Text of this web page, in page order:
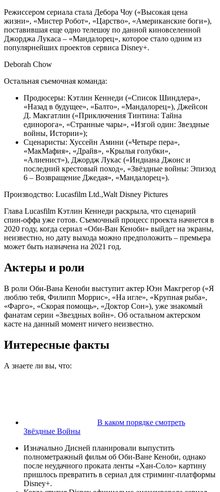
Режиссером сериала стала Дебора Чоу («Высокая цена
жизни», «Мистер Робот», «Царство», «Американские боги»),
поставившая еще одно телешоу по данной киновселенной
Джорджа Лукаса – «Мандалорец», которое стало одним из
популярнейших проектов сервиса Disney+.
Deborah Chow
Остальная съемочная команда:
Продюсеры: Кэтлин Кеннеди («Список Шиндлера»,
«Назад в будущее», «Балто», «Мандалорец»), Джейсон
Д. Макгатлин («Приключения Тинтина: Тайна
единорога», «Странные чары», «Изгой один: Звездные
войны, Истории»);
Сценаристы: Хуссейн Амини («Четыре пера»,
«МакМафия», «Драйв», «Крылья голубки»,
«Алиенист»), Джордж Лукас («Индиана Джонс и
последний крестовый поход», «Звёздные войны: Эпизод
6 – Возвращение Джедая», «Мандалорец»).
Производство: Lucasfilm Ltd.,Walt Disney Pictures
Глава Lucasfilm Кэтлин Кеннеди раскрыла, что сценарий
спин-оффа уже готов. Съемочный процесс проекта начнется в
2020 году, когда сериал «Оби-Ван Кеноби» выйдет на экраны,
неизвестно, но дату выхода можно предположить – премьера
может быть назначена на 2021 год.
Актеры и роли
В роли Оби-Вана Кеноби выступит актер Юэн Макгрегор («Я
люблю тебя, Филипп Моррис», «На игле», «Крупная рыба»,
«Фарго», «Скорая помощь», «Доктор Сон»), уже знакомый
фанатам серии «Звездных войн». Об остальном актерском
касте на данный момент ничего неизвестно.
Интересные факты
А знаете ли вы, что:
В каком порядке смотреть
Звёздные Войны
Изначально Дисней планировали выпустить
полнометражный фильм об Оби-Ване Кеноби, однако
после неудачного проката ленты «Хан-Соло» картину
пришлось превратить в сериал для стриминг-платформы
Disney+.